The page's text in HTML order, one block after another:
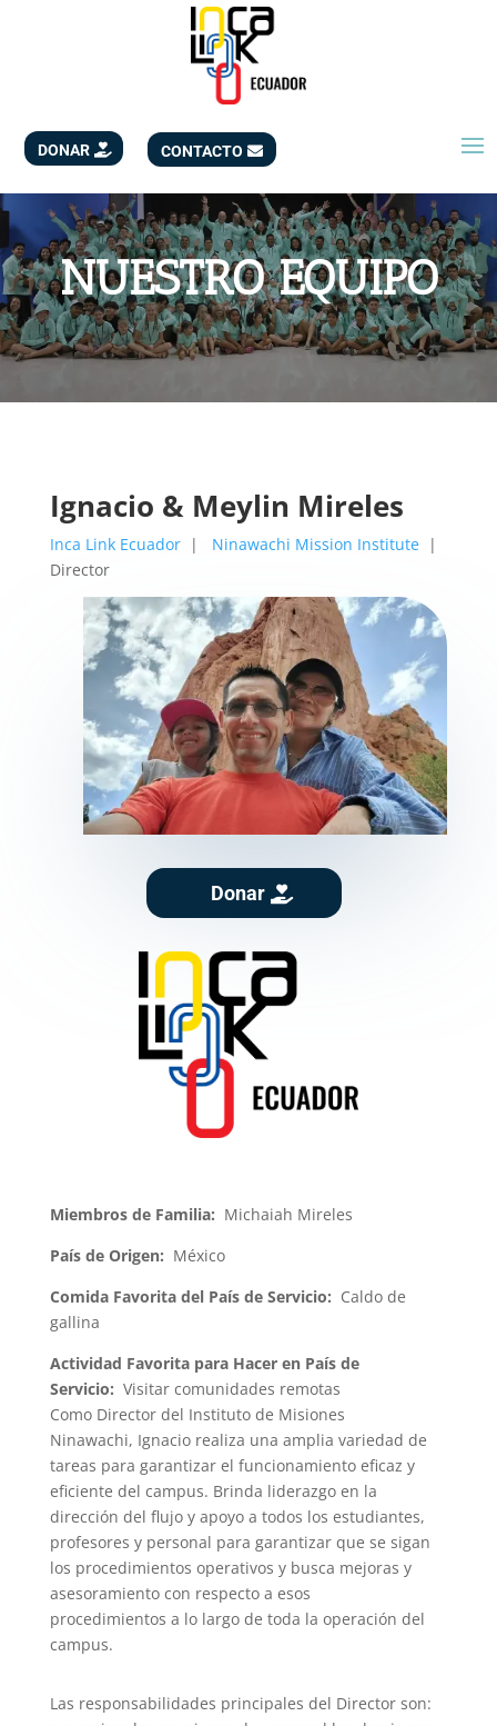
CONTACTO
DONAR
NUESTRO EQUIPO
Ignacio & Meylin Mireles
Inca Link Ecuador| Ninawachi Mission Institute|
Director
Donar
Miembros de Familia: Michaiah Mireles
País de Origen: México
Comida Favorita del País de Servicio: Caldo de
gallina
Actividad Favorita para Hacer en País de
Servicio: Visitar comunidades remotas
Como Director del Instituto de Misiones
Ninawachi, Ignacio realiza una amplia variedad de
tareas para garantizar el funcionamiento eficaz y
eficiente del campus. Brinda liderazgo en la
dirección del flujo y apoyo a todos los estudiantes,
profesores y personal para garantizar que se sigan
los procedimientos operativos y busca mejoras y
asesoramiento con respecto a esos
procedimientos a lo largo de toda la operación del
campus.
Las responsabilidades principales del Director son: